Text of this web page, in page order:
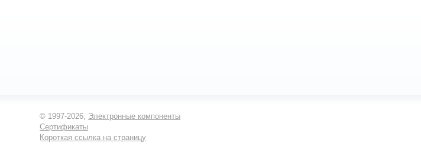
© 1997-2026, Электронные компоненты
Сертификаты
Короткая ссылка на страницу